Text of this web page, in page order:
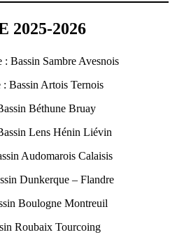
2025-2026
Bassin Sambre Avesnois
Bassin Artois Ternois
Béthune Bruay
Lens Hénin Liévin
Audomarois Calaisis
Dunkerque – Flandre
Boulogne Montreuil
Roubaix Tourcoing